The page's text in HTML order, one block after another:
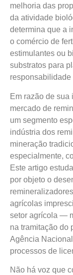
melhoria das
da atividade
determina que a
o comércio de
estimulantes ou
substratos para
responsabilidade
Em razão de
mercado de
um segmento
indústria dos
mineração
especialmente,
Este artigo
por objeto o
agrícolas
setor agrícola —
na tramitação do
Agência
processos de
Não há voz que